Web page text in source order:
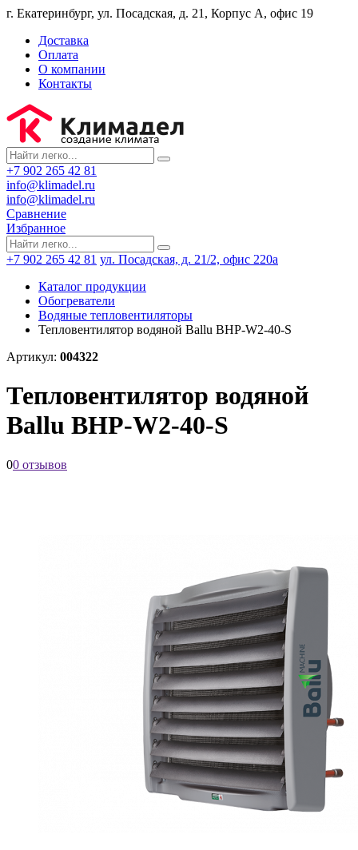
г. Екатеринбург, ул. Посадская, д. 21, Корпус А, офис 19
Доставка
Оплата
О компании
Контакты
+7 902 265 42 81
info@klimadel.ru
info@klimadel.ru
Сравнение
Избранное
+7 902 265 42 81 ул. Посадская, д. 21/2, офис 220а
Каталог продукции
Обогреватели
Водяные тепловентиляторы
Тепловентилятор водяной Ballu BHP-W2-40-S
Артикул: 004322
Тепловентилятор водяной
Ballu BHP-W2-40-S
00 отзывов